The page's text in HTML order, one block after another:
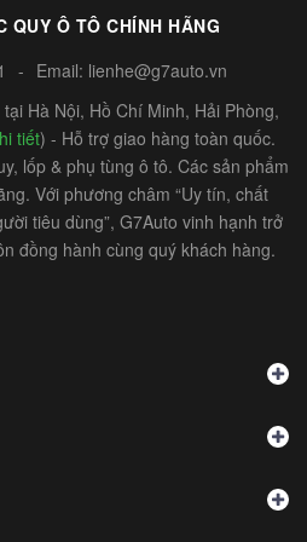
QUY Ô TÔ CHÍNH HÃNG
- Email: lienhe@g7auto.vn
Hà Nội, Hồ Chí Minh, Hải Phòng,
tiết) - Hỗ trợ giao hàng toàn quốc.
lốp & phụ tùng ô tô. Các sản phẩm
Với phương châm “Uy tín, chất
tiêu dùng”, G7Auto vinh hạnh trở
đồng hành cùng quý khách hàng.